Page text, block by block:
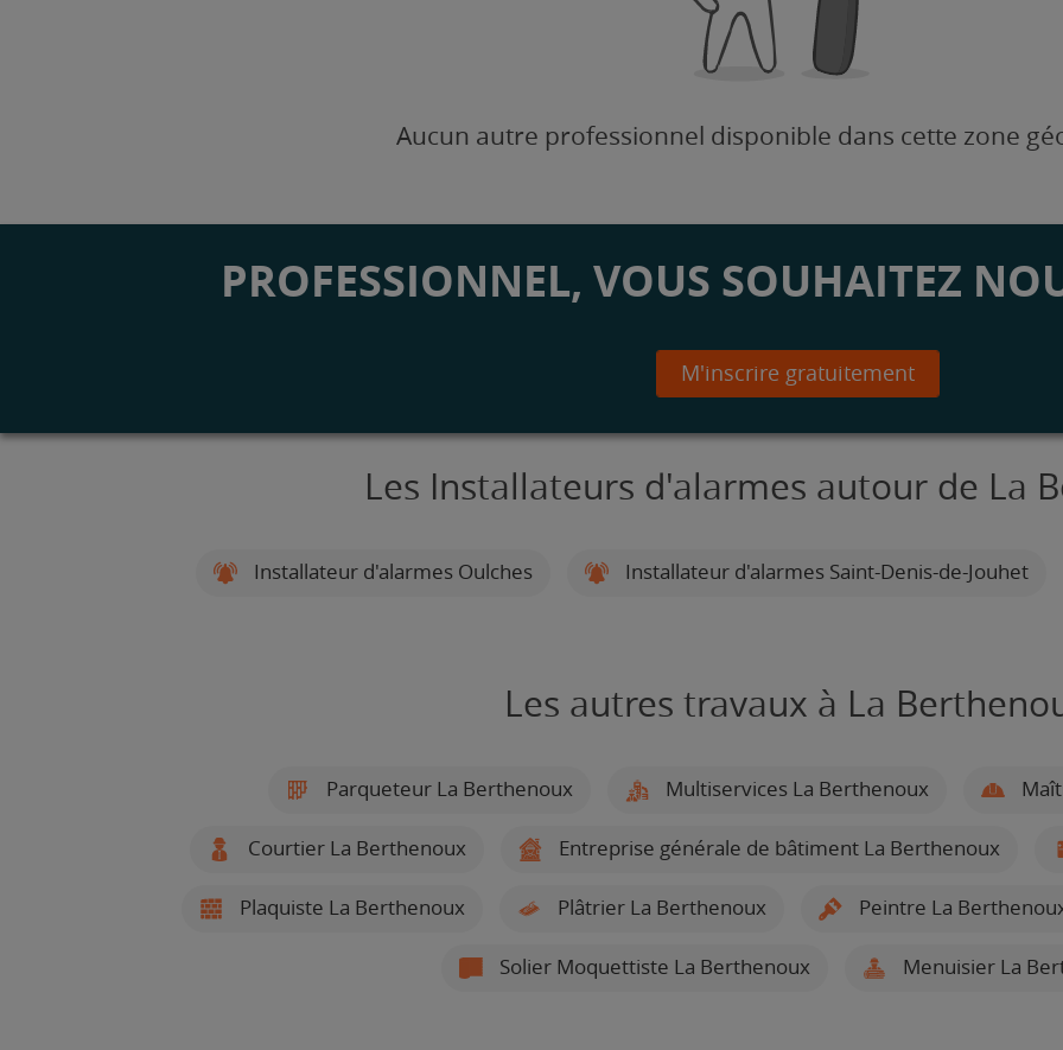
Aucun autre professionnel disponible dans cette zone
PROFESSIONNEL, VOUS SOUHAITEZ
M'inscrire gratuitement
Les Installateurs d'alarmes autour de La
Installateur d'alarmes Oulches Installateur d'alarmes Saint-Denis-de-Jouhet
Les autres travaux à La
Parqueteur La Berthenoux Multiservices La Berthenoux
Courtier La Berthenoux Entreprise générale de bâtiment La Berthenoux
Plaquiste La Berthenoux Plâtrier La Berthenoux Peintre La
Solier Moquettiste La Berthenoux Menuisier La